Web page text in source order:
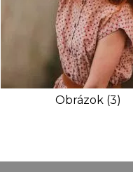
Obrázok (3)